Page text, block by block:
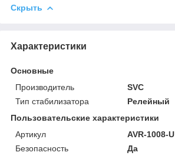
Скрыть
Характеристики
Основные
Производитель
SVC
Тип стабилизатора
Релейный
Пользовательские характеристики
Артикул
AVR-1008-U
Безопасность
Да